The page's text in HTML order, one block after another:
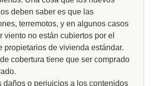
deben saber es que las
terremotos, y en algunos casos
viento no están cubiertos por el
propietarios de vivienda estándar.
cobertura tiene que ser comprado
daños o perjuicios a los contenidos